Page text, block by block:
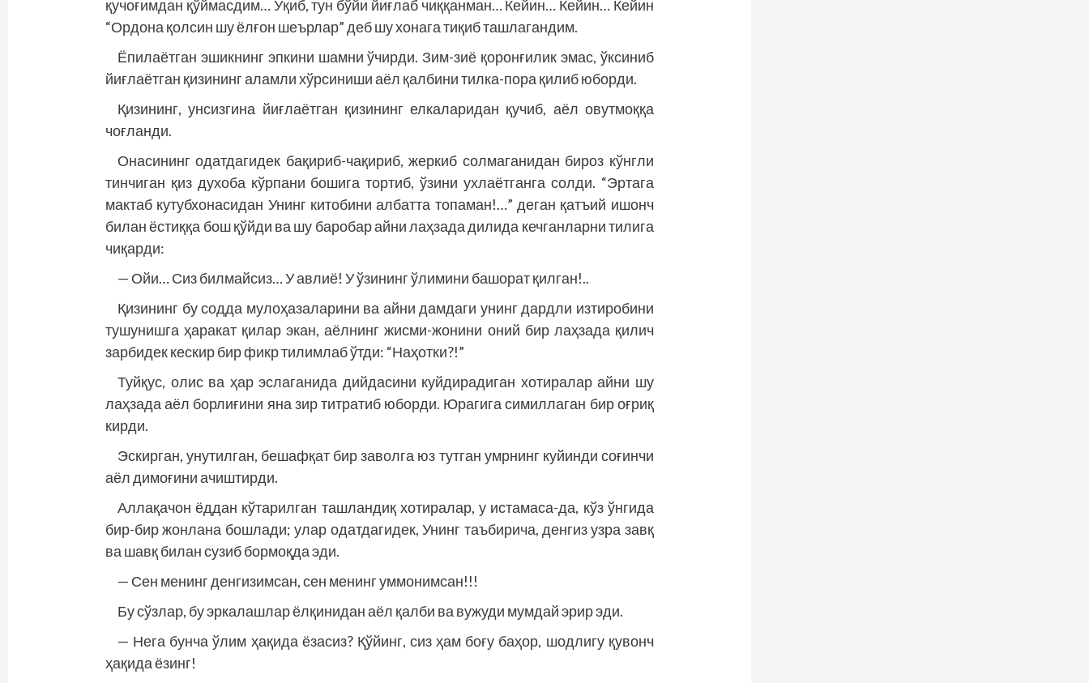
қучоғимдан қўймасдим… Ўқиб, тун бўйи йиғлаб чиққанман… Кейин… Кейин… Кейин
“Ордона қолсин шу ёлғон шеърлар” деб шу хонага тиқиб ташлагандим.
Ёпилаётган эшикнинг эпкини шамни ўчирди. Зим-зиё қоронғилик эмас, ўксиниб
йиғлаётган қизининг аламли хўрсиниши аёл қалбини тилка-пора қилиб юборди.
Қизининг, унсизгина йиғлаётган қизининг елкаларидан қучиб, аёл овутмоққа
чоғланди.
Онасининг одатдагидек бақириб-чақириб, жеркиб солмаганидан бироз кўнгли
тинчиган қиз духоба кўрпани бошига тортиб, ўзини ухлаётганга солди. “Эртага
мактаб кутубхонасидан Унинг китобини албатта топаман!…” деган қатъий ишонч
билан ёстиққа бош қўйди ва шу баробар айни лаҳзада дилида кечганларни тилига
чиқарди:
— Ойи… Сиз билмайсиз… У авлиё! У ўзининг ўлимини башорат қилган!..
Қизининг бу содда мулоҳазаларини ва айни дамдаги унинг дардли изтиробини
тушунишга ҳаракат қилар экан, аёлнинг жисми-жонини оний бир лаҳзада қилич
зарбидек кескир бир фикр тилимлаб ўтди: “Наҳотки?!”
Туйқус, олис ва ҳар эслаганида дийдасини куйдирадиган хотиралар айни шу
лаҳзада аёл борлиғини яна зир титратиб юборди. Юрагига симиллаган бир оғриқ
кирди.
Эскирган, унутилган, бешафқат бир заволга юз тутган умрнинг куйинди соғинчи
аёл димоғини ачиштирди.
Аллақачон ёддан кўтарилган ташландиқ хотиралар, у истамаса-да, кўз ўнгида
бир-бир жонлана бошлади; улар одатдагидек, Унинг таъбирича, денгиз узра завқ
ва шавқ билан сузиб бормоқда эди.
— Сен менинг денгизимсан, сен менинг уммонимсан!!!
Бу сўзлар, бу эркалашлар ёлқинидан аёл қалби ва вужуди мумдай эрир эди.
— Нега бунча ўлим ҳақида ёзасиз? Қўйинг, сиз ҳам боғу баҳор, шодлигу қувонч
ҳақида ёзинг!